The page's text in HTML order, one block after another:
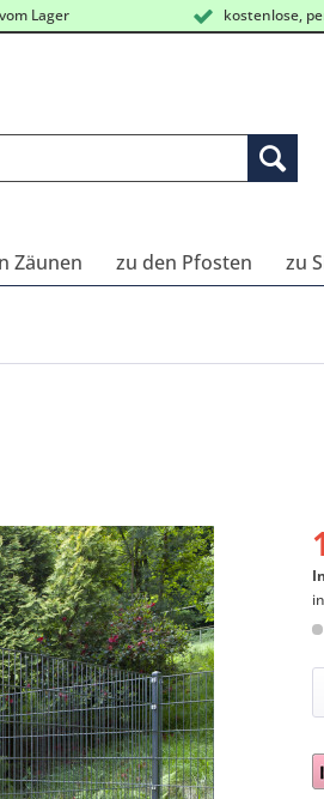
Lager kostenlose,
Zäunen zu den Pfosten zu